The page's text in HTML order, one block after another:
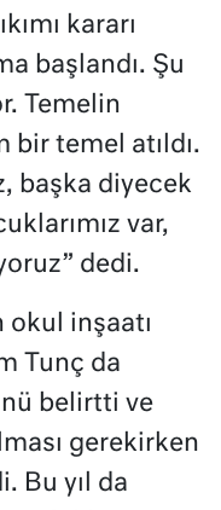
kararı
başlandı. Şu
Temelin
bir temel atıldı.
başka diyecek
var,
dedi.
okul inşaatı
Tunç da
belirtti ve
gerekirken
Bu yıl da